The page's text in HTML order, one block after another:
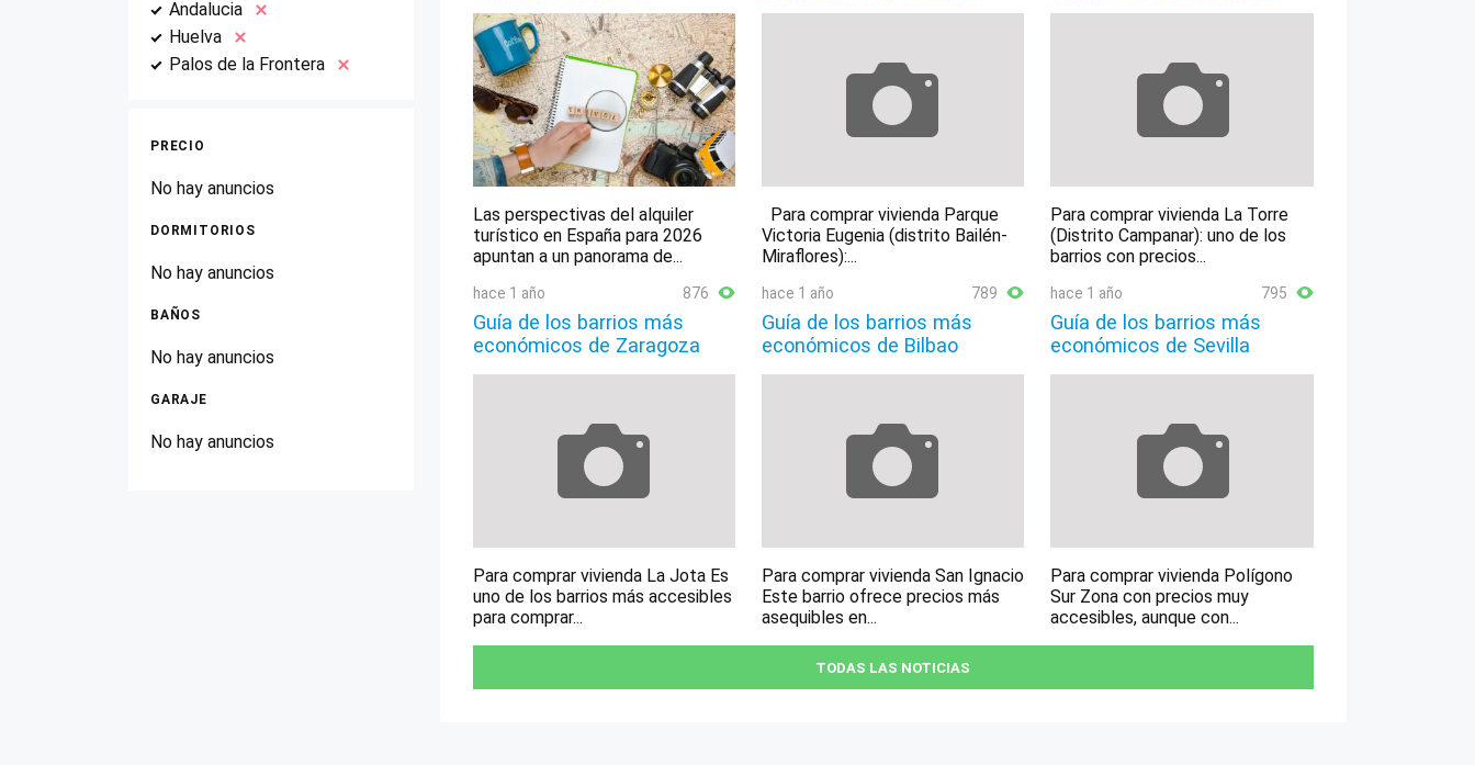
Andalucia
Huelva
Palos de la Frontera
PRECIO
No hay anuncios
DORMITORIOS
No hay anuncios
BAÑOS
No hay anuncios
GARAJE
No hay anuncios
Las perspectivas del alquiler
turístico en España para 2026
apuntan a un panorama de...
Para comprar vivienda Parque
Victoria Eugenia (distrito Bailén-
Miraflores):...
Para comprar vivienda La Torre
(Distrito Campanar): uno de los
barrios con precios...
hace 1 año 876
Guía de los barrios más
económicos de Zaragoza
Para comprar vivienda La Jota Es
uno de los barrios más accesibles
para comprar...
hace 1 año 789
Guía de los barrios más
económicos de Bilbao
Para comprar vivienda San Ignacio
Este barrio ofrece precios más
asequibles en...
hace 1 año 795
Guía de los barrios más
económicos de Sevilla
Para comprar vivienda Polígono
Sur Zona con precios muy
accesibles, aunque con...
TODAS LAS NOTICIAS